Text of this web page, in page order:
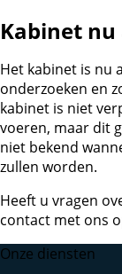
Kabinet nu
Het kabinet is nu
onderzoeken en
kabinet is niet
voeren, maar dit
niet bekend
zullen worden.
Heeft u vragen
contact met ons
Onze diensten